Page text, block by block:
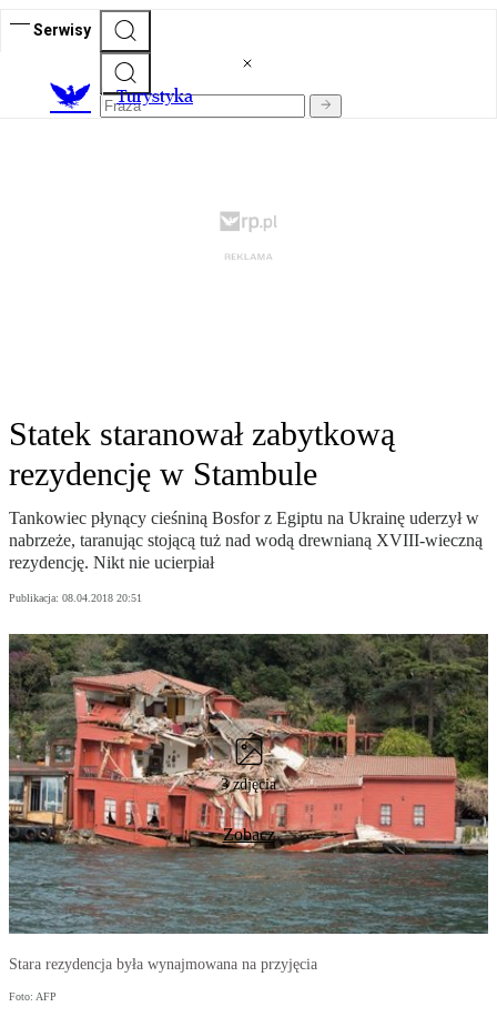
Serwisy
Turystyka
Statek staranował zabytkową
rezydencję w Stambule
Tankowiec płynący cieśniną Bosfor z Egiptu na Ukrainę uderzył w
nabrzeże, taranując stojącą tuż nad wodą drewnianą XVIII-wieczną
rezydencję. Nikt nie ucierpiał
Publikacja: 08.04.2018 20:51
3 zdjęcia
Zobacz
Stara rezydencja była wynajmowana na przyjęcia
Foto: AFP